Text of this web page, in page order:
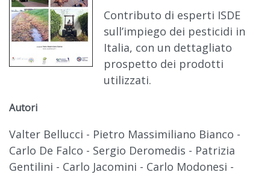
Contributo di esperti ISDE
sull’impiego dei pesticidi in
Italia, con un dettagliato
prospetto dei prodotti
utilizzati.
Autori
Valter Bellucci - Pietro Massimiliano Bianco -
Carlo De Falco - Sergio Deromedis - Patrizia
Gentilini - Carlo Jacomini - Carlo Modonesi -